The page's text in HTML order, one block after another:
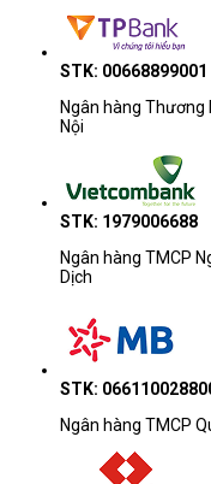
STK: 00668899001
Ngân hàng Thương
Nội
STK: 1979006688
Ngân hàng TMCP
Dịch
STK:
Ngân hàng TMCP